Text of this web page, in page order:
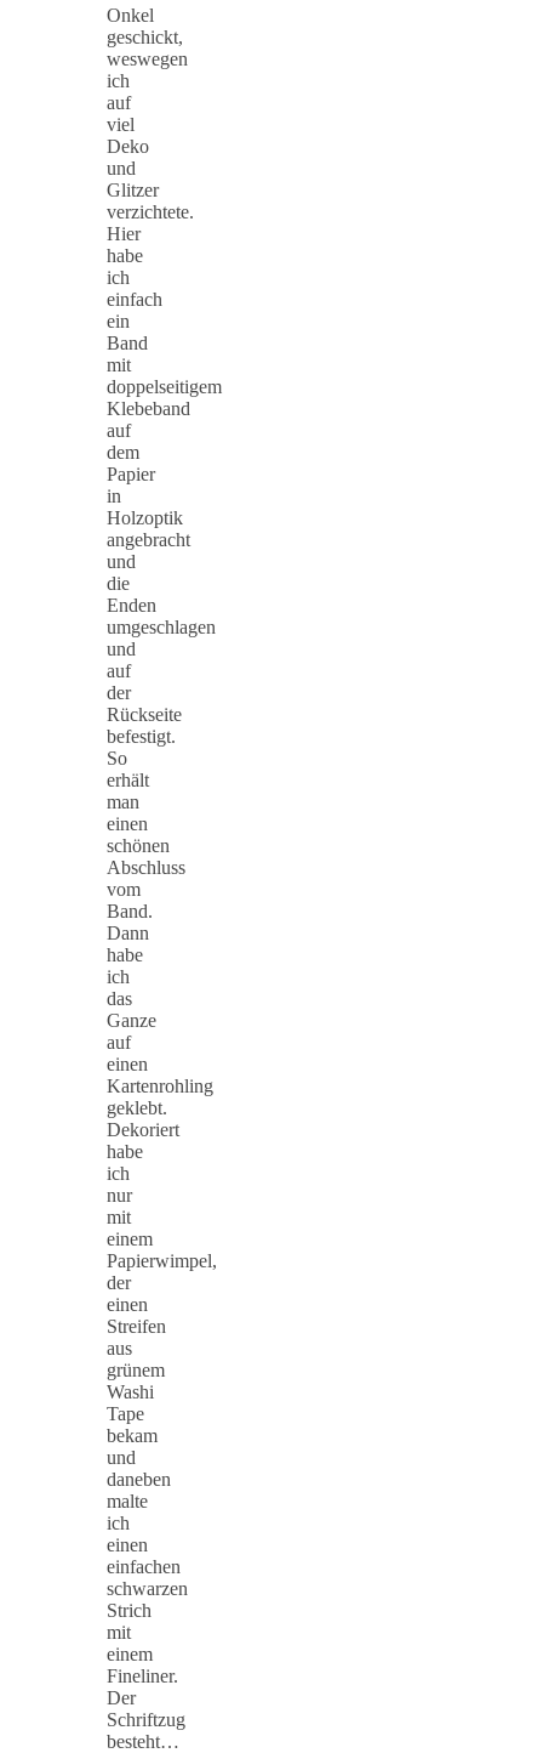
Onkel
geschickt,
weswegen
ich
auf
viel
Deko
und
Glitzer
verzichtete.
Hier
habe
ich
einfach
ein
Band
mit
doppelseitigem
Klebeband
auf
dem
Papier
in
Holzoptik
angebracht
und
die
Enden
umgeschlagen
und
auf
der
Rückseite
befestigt.
So
erhält
man
einen
schönen
Abschluss
vom
Band.
Dann
habe
ich
das
Ganze
auf
einen
Kartenrohling
geklebt.
Dekoriert
habe
ich
nur
mit
einem
Papierwimpel,
der
einen
Streifen
aus
grünem
Washi
Tape
bekam
und
daneben
malte
ich
einen
einfachen
schwarzen
Strich
mit
einem
Fineliner.
Der
Schriftzug
besteht…